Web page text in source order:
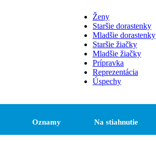
Ženy
Staršie dorastenky
Mladšie dorastenky
Staršie žiačky
Mladšie žiačky
Prípravka
Reprezentácia
Úspechy
Oznamy Na stiahnutie